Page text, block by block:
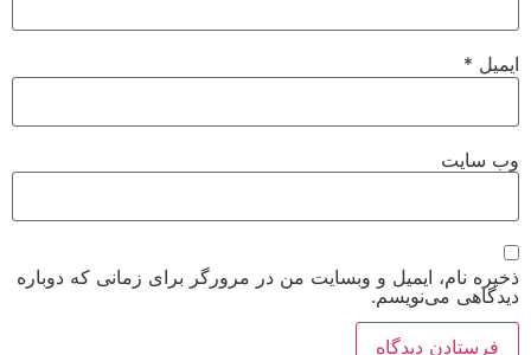
ایمیل*
وب‌ سایت
ذخیره نام، ایمیل و وبسایت من در مرورگر برای زمانی که دوباره
دیدگاهی می‌نویسم.